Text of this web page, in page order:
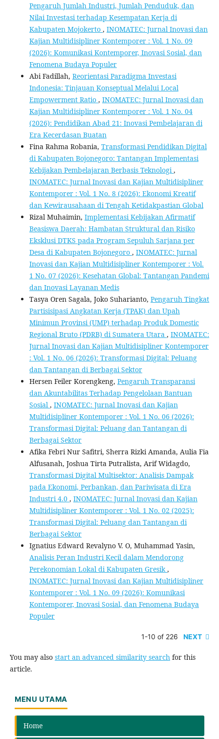
Pengaruh Jumlah Industri, Jumlah Penduduk, dan
Nilai Investasi terhadap Kesempatan Kerja di
Kabupaten Mojokerto , INOMATEC: Jurnal Inovasi dan
Kajian Multidisipliner Kontemporer : Vol. 1 No. 09
(2026): Komunikasi Kontemporer, Inovasi Sosial, dan
Fenomena Budaya Populer
Abi Fadillah, Reorientasi Paradigma Investasi
Indonesia: Tinjauan Konseptual Melalui Local
Empowerment Ratio , INOMATEC: Jurnal Inovasi dan
Kajian Multidisipliner Kontemporer : Vol. 1 No. 04
(2026): Pendidikan Abad 21: Inovasi Pembelajaran di
Era Kecerdasan Buatan
Fina Rahma Robania, Transformasi Pendidikan Digital
di Kabupaten Bojonegoro: Tantangan Implementasi
Kebijakan Pembelajaran Berbasis Teknologi,
INOMATEC: Jurnal Inovasi dan Kajian Multidisipliner
Kontemporer : Vol. 1 No. 8 (2026): Ekonomi Kreatif
dan Kewirausahaan di Tengah Ketidakpastian Global
Rizal Muhaimin, Implementasi Kebijakan Afirmatif
Beasiswa Daerah: Hambatan Struktural dan Risiko
Eksklusi DTKS pada Program Sepuluh Sarjana per
Desa di Kabupaten Bojonegoro , INOMATEC: Jurnal
Inovasi dan Kajian Multidisipliner Kontemporer : Vol.
1 No. 07 (2026): Kesehatan Global: Tantangan Pandemi
dan Inovasi Layanan Medis
Tasya Oren Sagala, Joko Suharianto, Pengaruh Tingkat
Partisisipasi Angkatan Kerja (TPAK) dan Upah
Minimun Provinsi (UMP) terhadap Produk Domestic
Regional Bruto (PDRB) di Sumatera Utara , INOMATEC:
Jurnal Inovasi dan Kajian Multidisipliner Kontemporer
: Vol. 1 No. 06 (2026): Transformasi Digital: Peluang
dan Tantangan di Berbagai Sektor
Hersen Feiler Korengkeng, Pengaruh Transparansi
dan Akuntabilitas Terhadap Pengelolaan Bantuan
Sosial, INOMATEC: Jurnal Inovasi dan Kajian
Multidisipliner Kontemporer : Vol. 1 No. 06 (2026):
Transformasi Digital: Peluang dan Tantangan di
Berbagai Sektor
Afika Febri Nur Safitri, Sherra Rizki Amanda, Aulia Fia
Alfusanah, Joshua Tirta Putralista, Arif Widagdo,
Transformasi Digital Multisektor: Analisis Dampak
pada Ekonomi, Perbankan, dan Pariwisata di Era
Industri 4.0 , INOMATEC: Jurnal Inovasi dan Kajian
Multidisipliner Kontemporer : Vol. 1 No. 02 (2025):
Transformasi Digital: Peluang dan Tantangan di
Berbagai Sektor
Ignatius Edward Revalyno V. O, Muhammad Yasin,
Analisis Peran Industri Kecil dalam Mendorong
Perekonomian Lokal di Kabupaten Gresik,
INOMATEC: Jurnal Inovasi dan Kajian Multidisipliner
Kontemporer : Vol. 1 No. 09 (2026): Komunikasi
Kontemporer, Inovasi Sosial, dan Fenomena Budaya
Populer
1-10 of 226 NEXT
You may also start an advanced similarity searchfor this
article.
MENU UTAMA
Home